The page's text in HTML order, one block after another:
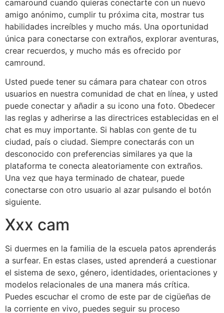
camaround cuando quieras conectarte con un nuevo
amigo anónimo, cumplir tu próxima cita, mostrar tus
habilidades increíbles y mucho más. Una oportunidad
única para conectarse con extraños, explorar aventuras,
crear recuerdos, y mucho más es ofrecido por
camround.
Usted puede tener su cámara para chatear con otros
usuarios en nuestra comunidad de chat en línea, y usted
puede conectar y añadir a su icono una foto. Obedecer
las reglas y adherirse a las directrices establecidas en el
chat es muy importante. Si hablas con gente de tu
ciudad, país o ciudad. Siempre conectarás con un
desconocido con preferencias similares ya que la
plataforma te conecta aleatoriamente con extraños.
Una vez que haya terminado de chatear, puede
conectarse con otro usuario al azar pulsando el botón
siguiente.
Xxx cam
Si duermes en la familia de la escuela patos aprenderás
a surfear. En estas clases, usted aprenderá a cuestionar
el sistema de sexo, género, identidades, orientaciones y
modelos relacionales de una manera más crítica.
Puedes escuchar el cromo de este par de cigüeñas de
la corriente en vivo, puedes seguir su proceso